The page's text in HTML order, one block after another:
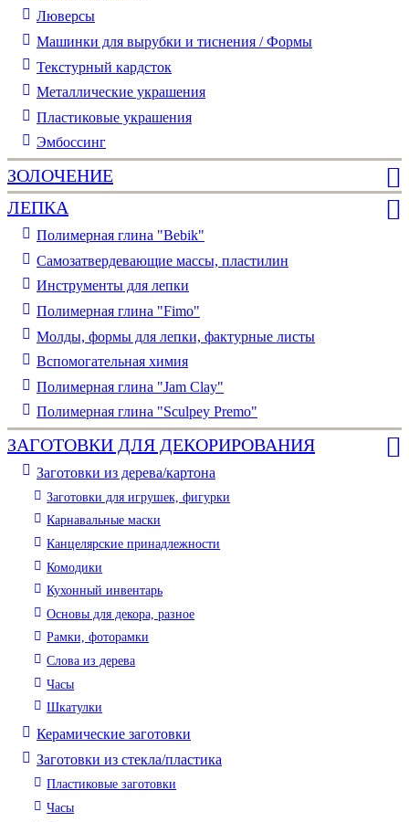
Люверсы
Машинки для вырубки и тиснения / Формы
Текстурный кардсток
Металлические украшения
Пластиковые украшения
Эмбоссинг
ЗОЛОЧЕНИЕ
ЛЕПКА
Полимерная глина "Bebik"
Самозатвердевающие массы, пластилин
Инструменты для лепки
Полимерная глина "Fimo"
Молды, формы для лепки, фактурные листы
Вспомогательная химия
Полимерная глина "Jam Clay"
Полимерная глина "Sculpey Premo"
ЗАГОТОВКИ ДЛЯ ДЕКОРИРОВАНИЯ
Заготовки из дерева/картона
Заготовки для игрушек, фигурки
Карнавальные маски
Канцелярские принадлежности
Комодики
Кухонный инвентарь
Основы для декора, разное
Рамки, фоторамки
Слова из дерева
Часы
Шкатулки
Керамические заготовки
Заготовки из стекла/пластика
Пластиковые заготовки
Часы